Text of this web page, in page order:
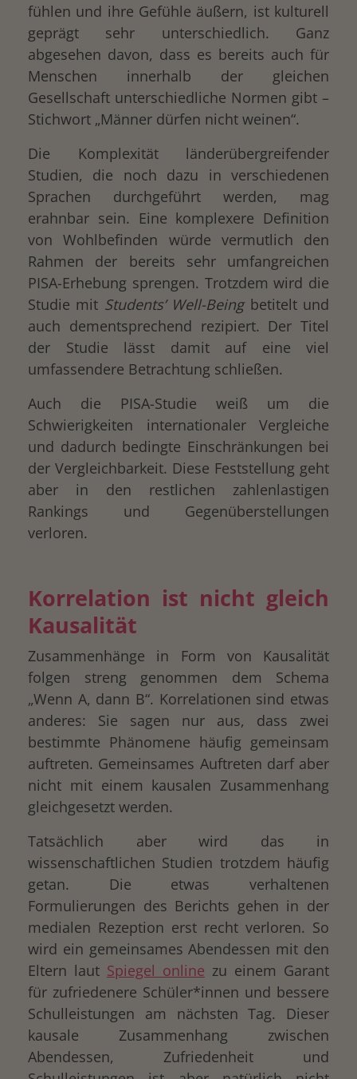
fühlen und ihre Gefühle äußern, ist kulturell
geprägt sehr unterschiedlich. Ganz
abgesehen davon, dass es bereits auch für
Menschen innerhalb der gleichen
Gesellschaft unterschiedliche Normen gibt –
Stichwort „Männer dürfen nicht weinen“.
Die Komplexität länderübergreifender
Studien, die noch dazu in verschiedenen
Sprachen durchgeführt werden, mag
erahnbar sein. Eine komplexere Definition
von Wohlbefinden würde vermutlich den
Rahmen der bereits sehr umfangreichen
PISA-Erhebung sprengen. Trotzdem wird die
Studie mit Students’ Well-Beingbetitelt und
auch dementsprechend rezipiert. Der Titel
der Studie lässt damit auf eine viel
umfassendere Betrachtung schließen.
Auch die PISA-Studie weiß um die
Schwierigkeiten internationaler Vergleiche
und dadurch bedingte Einschränkungen bei
der Vergleichbarkeit. Diese Feststellung geht
aber in den restlichen zahlenlastigen
Rankings und Gegenüberstellungen
verloren.
Korrelation ist nicht gleich
Kausalität
Zusammenhänge in Form von Kausalität
folgen streng genommen dem Schema
„Wenn A, dann B“. Korrelationen sind etwas
anderes: Sie sagen nur aus, dass zwei
bestimmte Phänomene häufig gemeinsam
auftreten. Gemeinsames Auftreten darf aber
nicht mit einem kausalen Zusammenhang
gleichgesetzt werden.
Tatsächlich aber wird das in
wissenschaftlichen Studien trotzdem häufig
getan. Die etwas verhaltenen
Formulierungen des Berichts gehen in der
medialen Rezeption erst recht verloren. So
wird ein gemeinsames Abendessen mit den
Eltern laut Spiegel online zu einem Garant
für zufriedenere Schüler*innen und bessere
Schulleistungen am nächsten Tag. Dieser
kausale Zusammenhang zwischen
Abendessen, Zufriedenheit und